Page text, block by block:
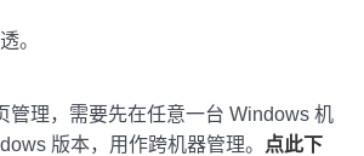
。
管理，需要先在任意一台 Windows 机
版本，用作跨机器管理。
点此下